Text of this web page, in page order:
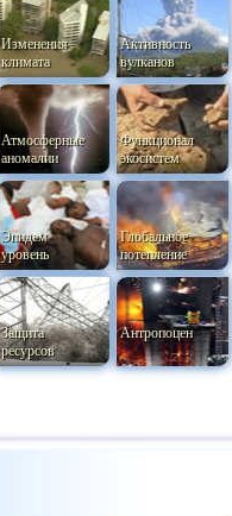
Изменения
климата
Активность
вулканов
Атмосферные
аномалии
Функционал
экосистем
Эпидем
уровень
Глобальное
потепление
Защита
ресурсов
Антропоцен